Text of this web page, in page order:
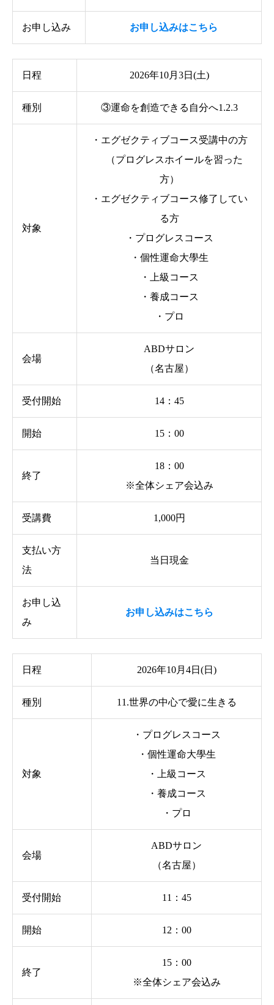
お申し込み お申し込みはこちら
日程 2026年10月3日(土)
種別 ③運命を創造できる自分へ1.2.3
対象
・エグゼクティブコース受講中の方
（プログレスホイールを習った
方）
・エグゼクティブコース修了してい
る方
・プログレスコース
・個性運命大學生
・上級コース
・養成コース
・プロ
会場
ABDサロン
（名古屋）
受付開始 14：45
開始 15：00
終了
18：00
※全体シェア会込み
受講費 1,000円
支払い方
法
当日現金
お申し込
み
お申し込みはこちら
日程 2026年10月4日(日)
種別 11.世界の中心で愛に生きる
対象
・プログレスコース
・個性運命大學生
・上級コース
・養成コース
・プロ
会場
ABDサロン
（名古屋）
受付開始 11：45
開始 12：00
終了
15：00
※全体シェア会込み